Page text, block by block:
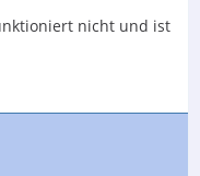
nicht und ist